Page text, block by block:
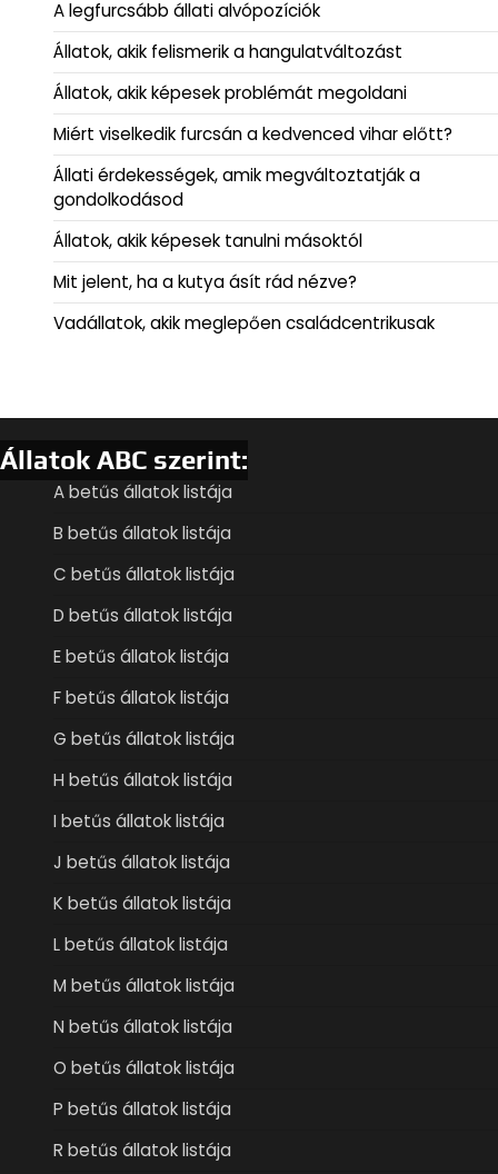
A legfurcsább állati alvópozíciók
Állatok, akik felismerik a hangulatváltozást
Állatok, akik képesek problémát megoldani
Miért viselkedik furcsán a kedvenced vihar előtt?
Állati érdekességek, amik megváltoztatják a
gondolkodásod
Állatok, akik képesek tanulni másoktól
Mit jelent, ha a kutya ásít rád nézve?
Vadállatok, akik meglepően családcentrikusak
Állatok ABC szerint:
A betűs állatok listája
B betűs állatok listája
C betűs állatok listája
D betűs állatok listája
E betűs állatok listája
F betűs állatok listája
G betűs állatok listája
H betűs állatok listája
I betűs állatok listája
J betűs állatok listája
K betűs állatok listája
L betűs állatok listája
M betűs állatok listája
N betűs állatok listája
O betűs állatok listája
P betűs állatok listája
R betűs állatok listája